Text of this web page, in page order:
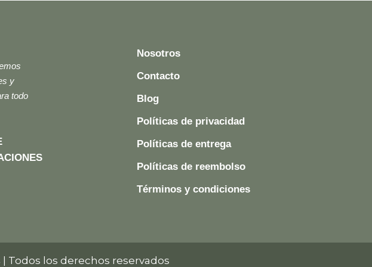
y
todo
Nosotros
Contacto
Blog
Políticas de privacidad
Políticas de entrega
Políticas de reembolso
Términos y condiciones
Todos los derechos reservados